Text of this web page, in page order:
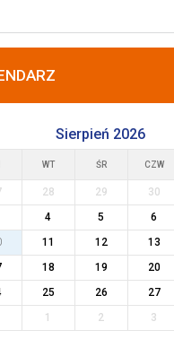
Sierpień 2026
WT ŚR CZW
28 29 30
4 5 6
11 12 13
18 19 20
25 26 27
1 2 3